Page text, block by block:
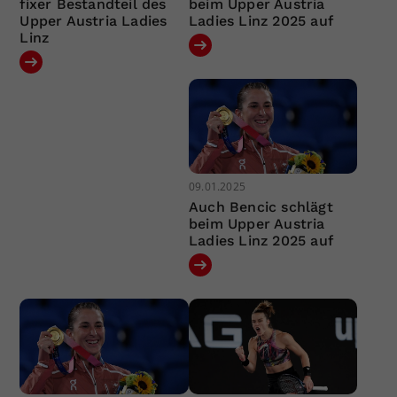
fixer Bestandteil des
Upper Austria Ladies
Linz
beim Upper Austria
Ladies Linz 2025 auf
09.01.2025
Auch Bencic schlägt
beim Upper Austria
Ladies Linz 2025 auf